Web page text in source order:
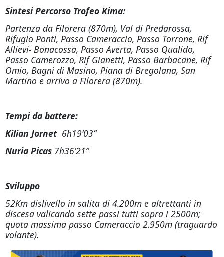
Sintesi Percorso Trofeo Kima:
Partenza da Filorera (870m), Val di Predarossa,
Rifugio Ponti, Passo Cameraccio, Passo Torrone, Rif
Allievi- Bonacossa, Passo Averta, Passo Qualido,
Passo Camerozzo, Rif Gianetti, Passo Barbacane, Rif
Omio, Bagni di Masino, Piana di Bregolana, San
Martino e arrivo a Filorera (870m).
Tempi da battere:
Kilian Jornet6h19’03”
Nuria Picas7h36’21”
Sviluppo
52Km dislivello in salita di 4.200m e altrettanti in
discesa valicando sette passi tutti sopra i 2500m;
quota massima passo Cameraccio 2.950m (traguardo
volante).